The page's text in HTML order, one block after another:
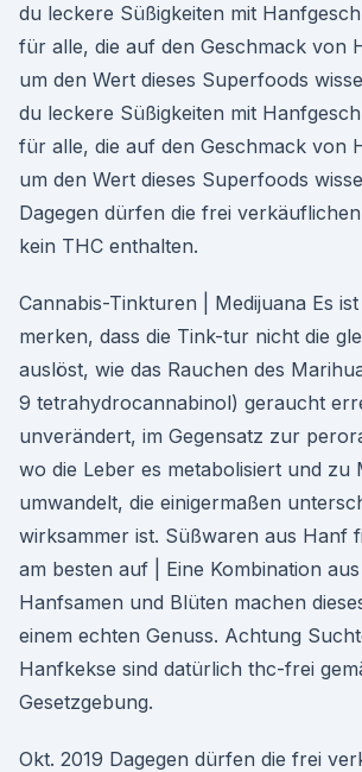
du leckere Süßigkeiten mit
für alle, die auf den Geschmack von
um den Wert dieses Superfoods
du leckere Süßigkeiten mit
für alle, die auf den Geschmack von
um den Wert dieses Superfoods
Dagegen dürfen die frei
kein THC enthalten.
Cannabis-Tinkturen | Medijuana Es
merken, dass die Tink-tur nicht die
auslöst, wie das Rauchen des
9 tetrahydrocannabinol) geraucht
unverändert, im Gegensatz zur
wo die Leber es metabolisiert und zu
umwandelt, die einigermaßen
wirksammer ist. Süßwaren aus Hanf
am besten auf | Eine Kombination
Hanfsamen und Blüten machen
einem echten Genuss. Achtung
Hanfkekse sind datürlich thc-frei
Gesetzgebung.
Okt. 2019 Dagegen dürfen die frei